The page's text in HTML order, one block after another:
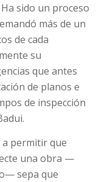
sido un proceso
más de un
de cada
su
que antes
de planos e
de inspección
a permitir que
una obra —
sepa que